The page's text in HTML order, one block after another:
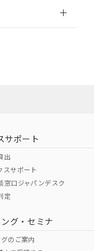
合状況ページへ
ご検索ください
サポート
出
スサポート
窓口ジャパンデスク
定
グ・セミナ
のご案内